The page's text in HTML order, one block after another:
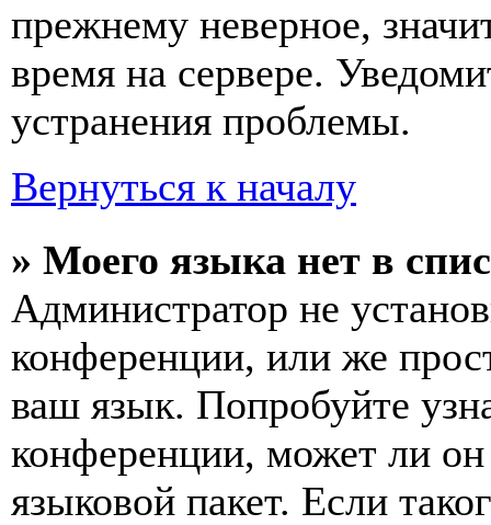
прежнему неверное,
время на сервере.
устранения проблемы.
Вернуться к началу
» Моего языка нет в
Администратор не
конференции, или же
ваш язык. Попробуйте
конференции, может ли
языковой пакет. Если